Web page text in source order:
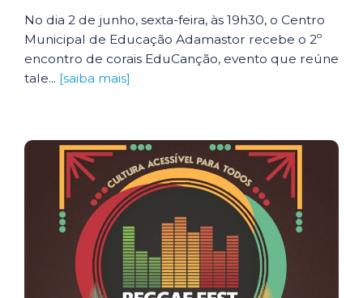
No dia 2 de junho, sexta-feira, às 19h30, o Centro
Municipal de Educação Adamastor recebe o 2º
encontro de corais EduCanção, evento que reúne
tale... [saiba mais]